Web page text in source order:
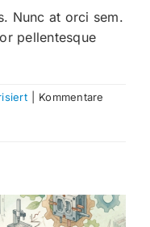
Nunc at orci sem.
pellentesque
Kommentare